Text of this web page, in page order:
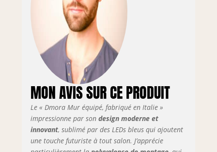
fonctionnel
UTILISATION:
Meuble de salon
composé d'une
base de meuble
TV, d'éléments
vitrine avec portes
battantes et
abattantes
entièrement de
couleur blanc
brillant - La
combinaison
MON AVIS SUR CE PRODUIT
Le « Dmora Mur équipé, fabriqué en Italie »
impressionne par son design moderne et
innovant, sublimé par des LEDs bleus qui ajoutent
une touche futuriste à tout salon. J’apprécie